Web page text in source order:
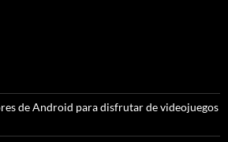
de Android para disfrutar de videojuegos